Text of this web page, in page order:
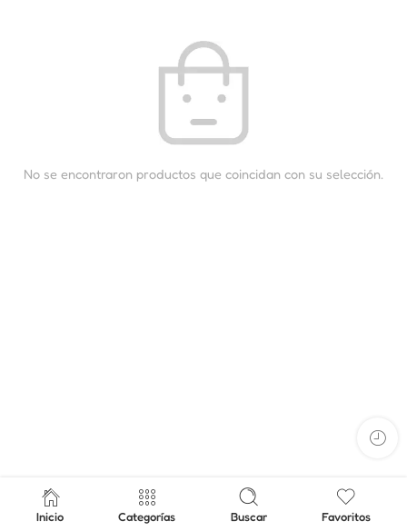
No se encontraron productos que coincidan con su selección.
Inicio Categorías Buscar Favoritos